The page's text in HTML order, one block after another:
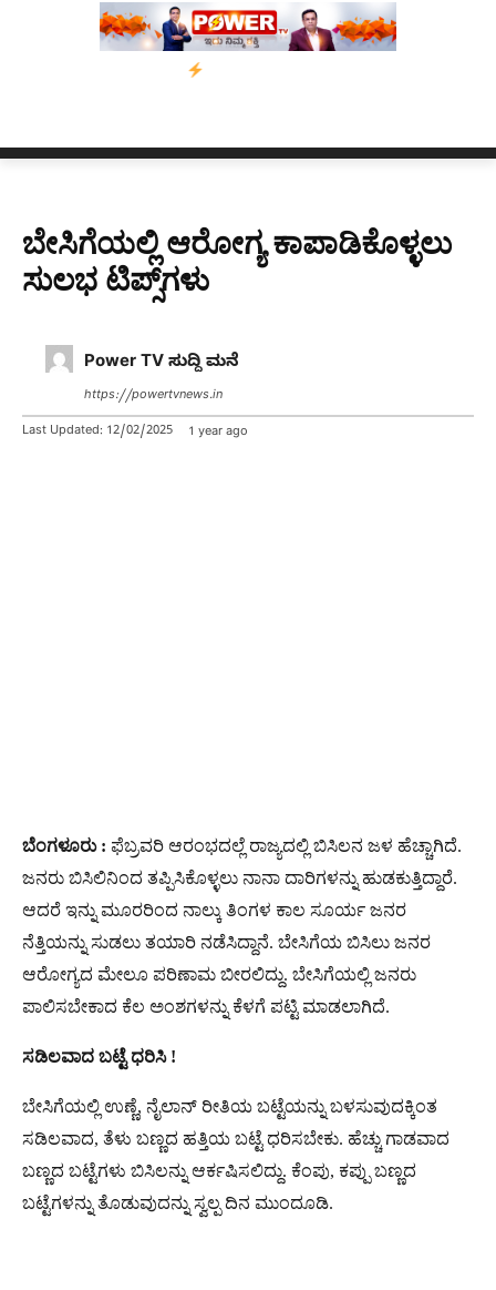
ನ್ಯೂಸ್ ಕಾರ್ಪ್‌ಗೆ ಎಐಯಿಂದ ಸಂಕಷ್ಟ: ಆಸ್ಟ್ರೇಲಿಯಾದಲ್ಲಿ
ಬೇಸಿಗೆಯಲ್ಲಿ ಆರೋಗ್ಯ ಕಾಪಾಡಿಕೊಳ್ಳಲು
ಸುಲಭ ಟಿಪ್ಸ್​ಗಳು
Power TV ಸುದ್ದಿ ಮನೆ
https://powertvnews.in
Last Updated: 12/02/2025 1 year ago
ಬೆಂಗಳೂರು : ಫೆಬ್ರವರಿ ಆರಂಭದಲ್ಲೆ ರಾಜ್ಯದಲ್ಲಿ ಬಿಸಿಲನ ಜಳ ಹೆಚ್ಚಾಗಿದೆ.
ಜನರು ಬಿಸಿಲಿನಿಂದ ತಪ್ಪಿಸಿಕೊಳ್ಳಲು ನಾನಾ ದಾರಿಗಳನ್ನು ಹುಡಕುತ್ತಿದ್ದಾರೆ.
ಆದರೆ ಇನ್ನು ಮೂರರಿಂದ ನಾಲ್ಕು ತಿಂಗಳ ಕಾಲ ಸೂರ್ಯ ಜನರ
ನೆತ್ತಿಯನ್ನು ಸುಡಲು ತಯಾರಿ ನಡೆಸಿದ್ದಾನೆ. ಬೇಸಿಗೆಯ ಬಿಸಿಲು ಜನರ
ಆರೋಗ್ಯದ ಮೇಲೂ ಪರಿಣಾಮ ಬೀರಲಿದ್ದು. ಬೇಸಿಗೆಯಲ್ಲಿ ಜನರು
ಪಾಲಿಸಬೇಕಾದ ಕೆಲ ಅಂಶಗಳನ್ನು ಕೆಳಗೆ ಪಟ್ಟಿ ಮಾಡಲಾಗಿದೆ.
ಸಡಿಲವಾದ ಬಟ್ಟೆ ಧರಿಸಿ !
ಬೇಸಿಗೆಯಲ್ಲಿ ಉಣ್ಣೆ, ನೈಲಾನ್​ ರೀತಿಯ ಬಟ್ಟೆಯನ್ನು ಬಳಸುವುದಕ್ಕಿಂತ
ಸಡಿಲವಾದ, ತೆಳು ಬಣ್ಣದ ಹತ್ತಿಯ ಬಟ್ಟೆ ಧರಿಸಬೇಕು. ಹೆಚ್ಚು ಗಾಡವಾದ
ಬಣ್ಣದ ಬಟ್ಟೆಗಳು ಬಿಸಿಲನ್ನು ಆರ್ಕಷಿಸಲಿದ್ದು. ಕೆಂಪು, ಕಪ್ಪು ಬಣ್ಣದ
ಬಟ್ಟೆಗಳನ್ನು ತೊಡುವುದನ್ನು ಸ್ವಲ್ಪ ದಿನ ಮುಂದೂಡಿ.